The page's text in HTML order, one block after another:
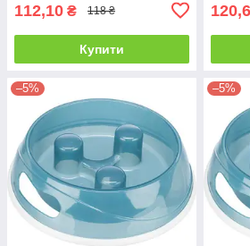
112,10 ₴ 118 ₴
Купити
–5% –5%